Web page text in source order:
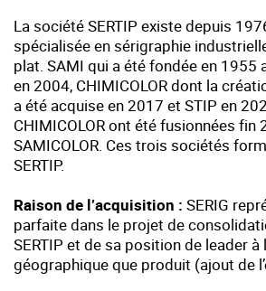
La société SERTIP existe depuis
spécialisée en sérigraphie
plat. SAMI qui a été fondée en 1955
en 2004, CHIMICOLOR dont la
a été acquise en 2017 et STIP en
CHIMICOLOR ont été fusionnées fin
SAMICOLOR. Ces trois sociétés
SERTIP.
Raison de l’acquisition : SERIG
parfaite dans le projet de
SERTIP et de sa position de leader
géographique que produit (ajout de